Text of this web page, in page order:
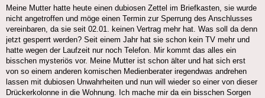
Meine Mutter hatte heute einen dubiosen Zettel im Briefkasten, sie wurde
nicht angetroffen und möge einen Termin zur Sperrung des Anschlusses
vereinbaren, da sie seit 02.01. keinen Vertrag mehr hat. Was soll da denn
jetzt gesperrt werden? Seit einem Jahr hat sie schon kein TV mehr und
hatte wegen der Laufzeit nur noch Telefon. Mir kommt das alles ein
bisschen mysteriös vor. Meine Mutter ist schon älter und hat sich erst
von so einem anderen komischen Medienberater iregendwas andrehen
lassen mit dubiosen Unwahrheiten und nun will wieder so einer von dieser
Drückerkolonne in die Wohnung. Ich mache mir da ein bisschen Sorgen